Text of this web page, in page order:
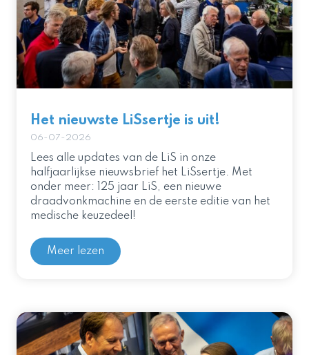
Het nieuwste LiSsertje is uit!
06-07-2026
Lees alle updates van de LiS in onze
halfjaarlijkse nieuwsbrief het LiSsertje. Met
onder meer: 125 jaar LiS, een nieuwe
draadvonkmachine en de eerste editie van het
medische keuzedeel!
Meer lezen